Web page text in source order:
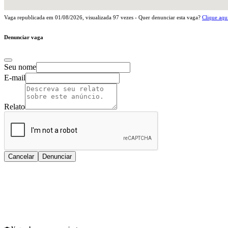
Vaga republicada em 01/08/2026 , visualizada 97 vezes - Quer denunciar esta vaga? Clique
Denunciar vaga
Seu nome
E-mail
Relato
Cancelar Denunciar